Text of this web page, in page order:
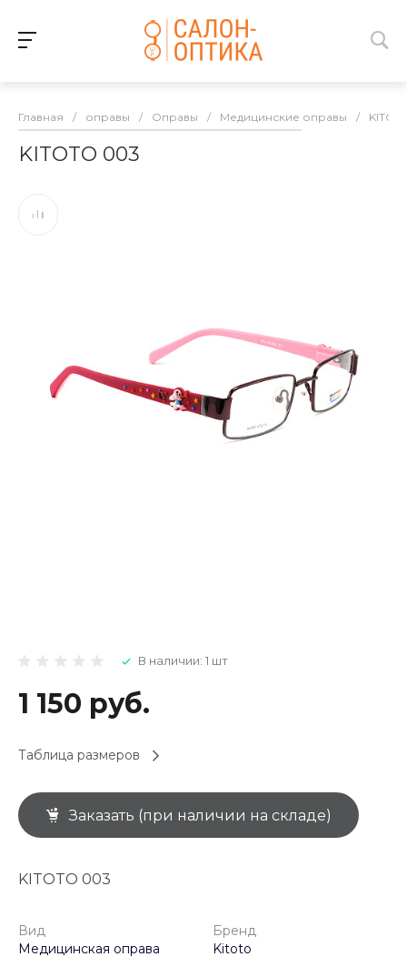
Главная / оправы / Оправы / Медицинские оправы /
KITOTO 003
В наличии: 1 шт
1 150 руб.
Таблица размеров
Заказать (при наличии на складе)
KITOTO 003
Вид
Медицинская оправа
Бренд
Kitoto